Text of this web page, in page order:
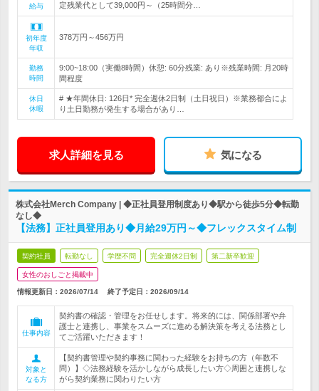
給与
定残業代として39,000円～（25時間分…
初年度
年収
378万円～456万円
勤務
時間
9:00~18:00（実働8時間）休憩: 60分残業: あり※残業時間: 月20時
間程度
休日
休暇
# ★年間休日: 126日* 完全週休2日制（土日祝日）※業務都合によ
り土日勤務が発生する場合があり…
求人詳細を見る 気になる
株式会社Merch Company | ◆正社員登用制度あり◆駅から徒歩5分◆転勤
なし◆
【法務】正社員登用あり◆月給29万円～◆フレックスタイム制
契約社員 転勤なし 学歴不問 完全週休2日制 第二新卒歓迎
女性のおしごと掲載中
情報更新日：2026/07/14 終了予定日： 2026/09/14
仕事内容
契約書の確認・管理をお任せします。将来的には、関係部署や弁
護士と連携し、事業をスムーズに進める解決策を考える法務とし
てご活躍いただきます！
対象と
なる方
【契約書管理や契約事務に関わった経験をお持ちの方（年数不
問）】◇法務経験を活かしながら成長したい方◇周囲と連携しな
がら契約業務に関わりたい方